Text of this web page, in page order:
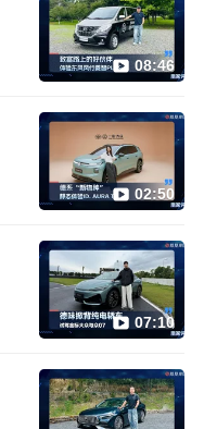
08:46
02:50
07:10